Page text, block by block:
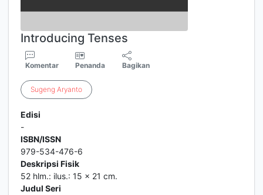
Introducing Tenses
Komentar Penanda Bagikan
Sugeng Aryanto
Edisi
-
ISBN/ISSN
979-534-476-6
Deskripsi Fisik
52 hlm.: ilus.: 15 x 21 cm.
Judul Seri